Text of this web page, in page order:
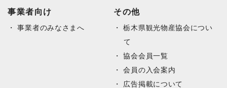
事業者向け
事業者のみなさまへ
その他
栃木県観光物産協会につい
て
協会会員一覧
会員の入会案内
広告掲載について